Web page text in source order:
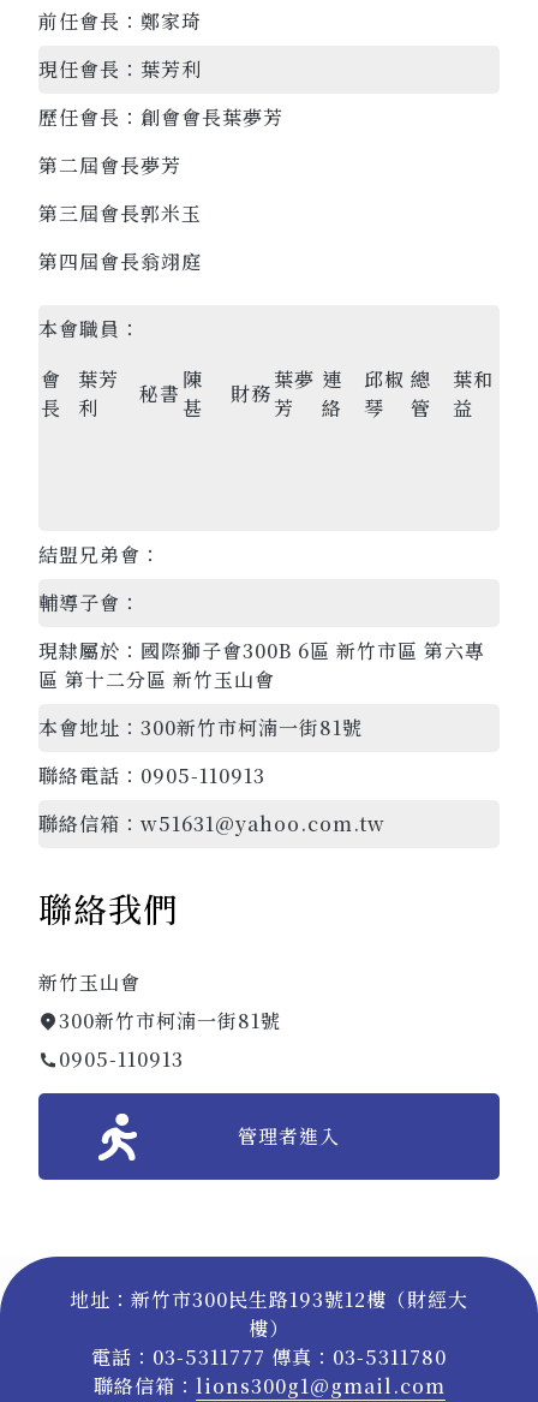
前任會長： 鄭家琦
現任會長： 葉芳利
歷任會長： 創會會長葉夢芳
第二屆會長夢芳
第三屆會長郭米玉
第四屆會長翁翊庭
本會職員：
會
長
葉芳
利
秘書
陳
甚
財務
葉夢
芳
連
絡
邱椒
琴
總
管
葉和
益
結盟兄弟會：
輔導子會：
現隸屬於： 國際獅子會300B 6區 新竹市區 第六專
區 第十二分區 新竹玉山會
本會地址： 300新竹市柯湳一街81號
聯絡電話： 0905-110913
聯絡信箱： w51631@yahoo.com.tw
聯絡我們
新竹玉山會
300新竹市柯湳一街81號
0905-110913
管理者進入
地址：新竹市300民生路193號12樓（財經大
樓）
電話：03-5311777 傳真：03-5311780
聯絡信箱： lions300g1@gmail.com